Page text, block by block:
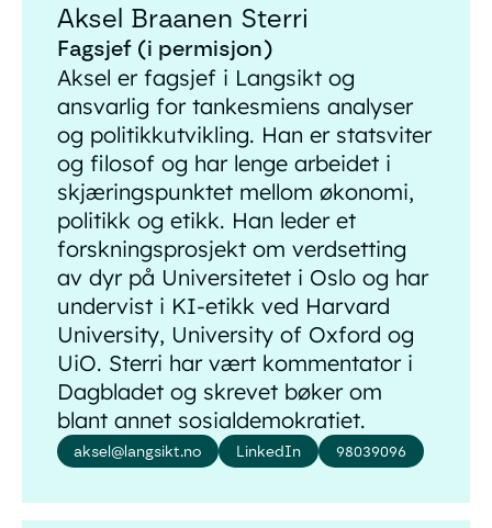
Aksel Braanen Sterri
Fagsjef (i permisjon)
Aksel er fagsjef i Langsikt og
ansvarlig for tankesmiens analyser
og politikkutvikling. Han er statsviter
og filosof og har lenge arbeidet i
skjæringspunktet mellom økonomi,
politikk og etikk. Han leder et
forskningsprosjekt om verdsetting
av dyr på Universitetet i Oslo og har
undervist i KI-etikk ved Harvard
University, University of Oxford og
UiO. Sterri har vært kommentator i
Dagbladet og skrevet bøker om
blant annet sosialdemokratiet.
aksel@langsikt.no LinkedIn 98039096